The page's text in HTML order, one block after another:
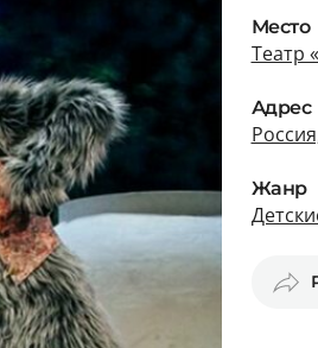
Место
Театр
Адрес
Жанр